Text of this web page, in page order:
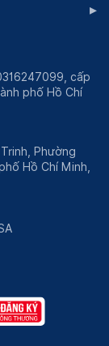
▸
cấp
phố Hồ Chí
Phường
Hồ Chí Minh,